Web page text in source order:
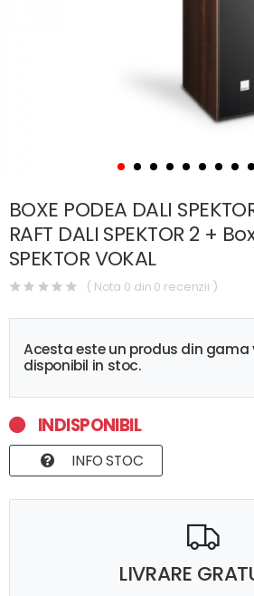
BOXE PODEA DALI
RAFT DALI SPEKTOR 2 +
SPEKTOR VOKAL
( Nota 0 din 0 recenzii )
Acesta este un produs din gama
disponibil in stoc.
INDISPONIBIL
INFO STOC
LIVRARE